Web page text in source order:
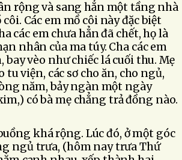
rộng và sang hẳn một tầng nhà
Các em mồ côi này đặc biệt
các em chưa hẳn đã chết, họ là
nhân của ma túy. Cha các em
vèo như chiếc lá cuối thu. Mẹ
tu viện, các sơ cho ăn, cho ngủ,
năm, bảy ngàn một ngày
có bà mẹ chẳng trả đồng nào.
khá rộng. Lúc đó, ở một góc
ngủ trưa, (hôm nay trưa Thứ